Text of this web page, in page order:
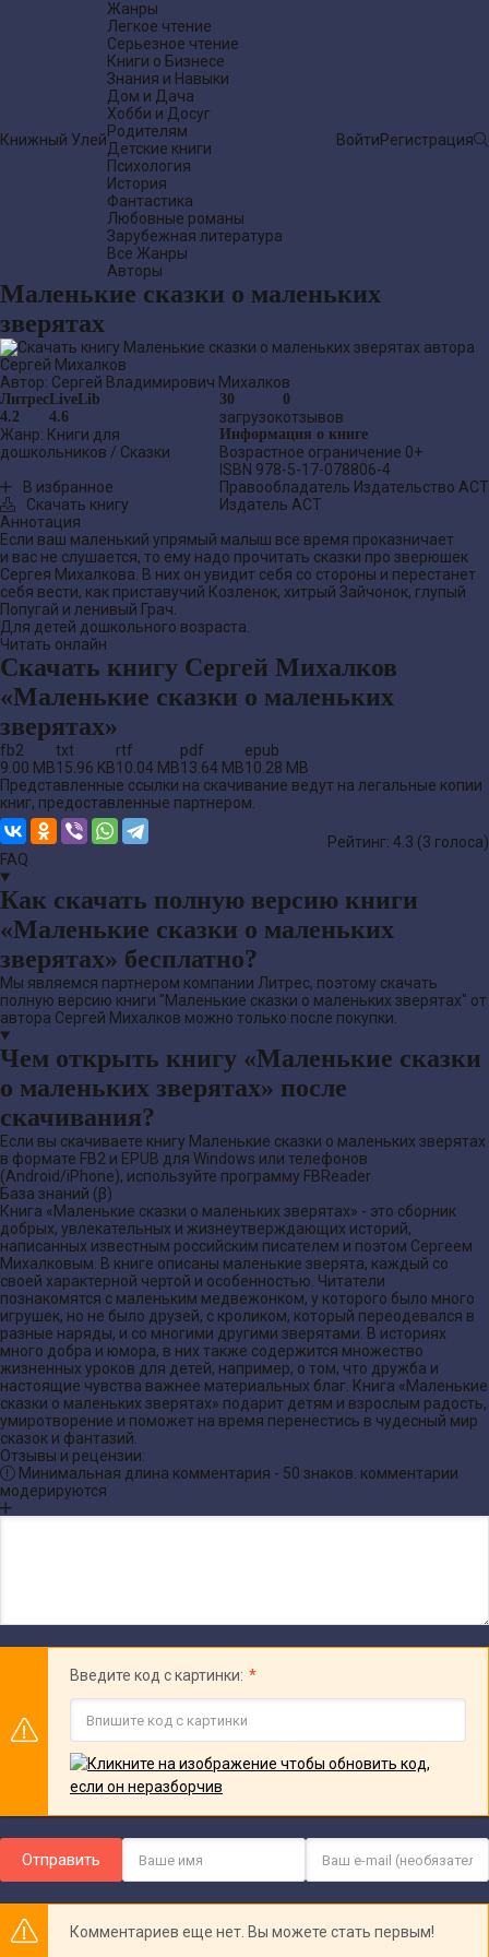
Книжный Улей
Жанры
Легкое чтение
Серьезное чтение
Книги о Бизнесе
Знания и Навыки
Дом и Дача
Хобби и Досуг
Родителям
Детские книги
Психология
История
Фантастика
Любовные романы
Зарубежная литература
Все Жанры
Авторы
ВойтиРегистрация
Маленькие сказки о маленьких
зверятах
Автор: Сергей Владимирович Михалков
Литрес
4.2
LiveLib
4.6
Жанр: Книги для
дошкольников / Сказки
В избранное
Скачать книгу
30
загрузок
0
отзывов
Информация о книге
Возрастное ограничение 0+
ISBN 978-5-17-078806-4
Правообладатель Издательство АСТ
Издатель АСТ
Аннотация
Если ваш маленький упрямый малыш все время проказничает
и вас не слушается, то ему надо прочитать сказки про зверюшек
Сергея Михалкова. В них он увидит себя со стороны и перестанет
себя вести, как приставучий Козленок, хитрый Зайчонок, глупый
Попугай и ленивый Грач.
Для детей дошкольного возраста.
Читать онлайн
Скачать книгу Сергей Михалков
«Маленькие сказки о маленьких
зверятах»
fb2
9.00 MB
txt
15.96 KB
rtf
10.04 MB
pdf
13.64 MB
epub
10.28 MB
Представленные ссылки на скачивание ведут на легальные копии
книг, предоставленные партнером.
Рейтинг: 4.3 (3 голоса)
FAQ
Как скачать полную версию книги
«Маленькие сказки о маленьких
зверятах» бесплатно?
Мы являемся партнером компании Литрес, поэтому скачать
полную версию книги "Маленькие сказки о маленьких зверятах" от
автора Сергей Михалков можно только после покупки.
Чем открыть книгу «Маленькие сказки
о маленьких зверятах» после
скачивания?
Если вы скачиваете книгу Маленькие сказки о маленьких зверятах
в формате FB2 и EPUB для Windows или телефонов
(Android/iPhone), используйте программу FBReader
База знаний (β)
Книга «Маленькие сказки о маленьких зверятах» - это сборник
добрых, увлекательных и жизнеутверждающих историй,
написанных известным российским писателем и поэтом Сергеем
Михалковым. В книге описаны маленькие зверята, каждый со
своей характерной чертой и особенностью. Читатели
познакомятся с маленьким медвежонком, у которого было много
игрушек, но не было друзей, с кроликом, который переодевался в
разные наряды, и со многими другими зверятами. В историях
много добра и юмора, в них также содержится множество
жизненных уроков для детей, например, о том, что дружба и
настоящие чувства важнее материальных благ. Книга «Маленькие
сказки о маленьких зверятах» подарит детям и взрослым радость,
умиротворение и поможет на время перенестись в чудесный мир
сказок и фантазий.
Отзывы и рецензии:
Минимальная длина комментария - 50 знаков. комментарии
модерируются
Введите код с картинки:
Отправить
Комментариев еще нет. Вы можете стать первым!